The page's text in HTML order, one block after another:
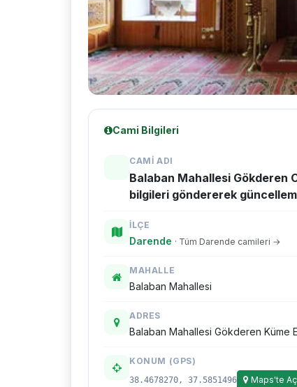
Cami Bilgileri
CAMI ADI
Balaban Mahallesi Gökderen
bilgileri göndererek
İLÇE
Darende · Tüm Darende camileri →
MAHALLE
Balaban Mahallesi
ADRES
Balaban Mahallesi Gökderen Küme
KONUM (GPS)
38.4678270, 37.5851496 Maps'te Aç